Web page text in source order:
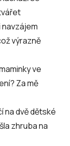
výrazně
ve
Za mě
na dvě dětské
zhruba na